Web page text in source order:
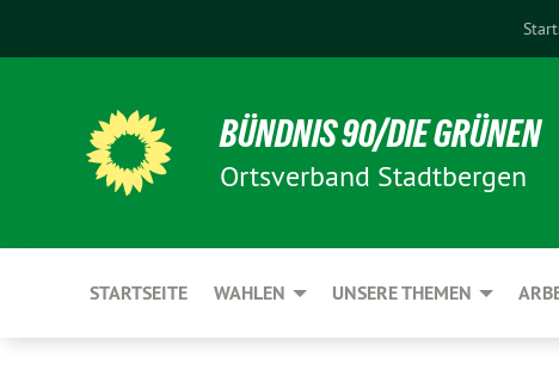
BÜNDNIS 90/DIE GRÜNEN
Ortsverband Stadtbergen
STARTSEITE WAHLEN UNSERE THEMEN